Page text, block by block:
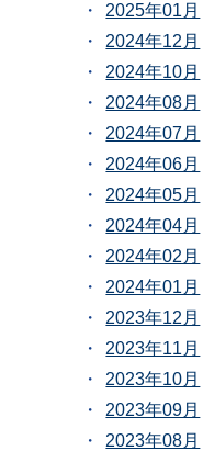
2025年01月
2024年12月
2024年10月
2024年08月
2024年07月
2024年06月
2024年05月
2024年04月
2024年02月
2024年01月
2023年12月
2023年11月
2023年10月
2023年09月
2023年08月